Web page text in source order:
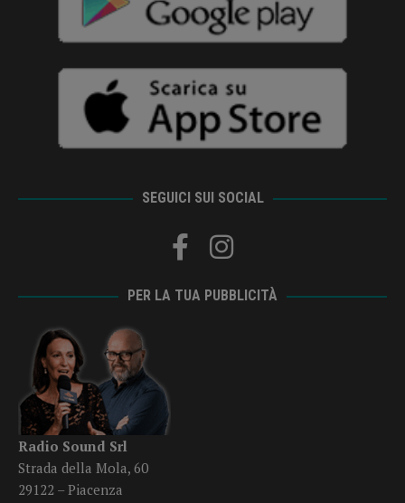
SEGUICI SUI SOCIAL
PER LA TUA PUBBLICITÀ
Radio Sound Srl
Strada della Mola, 60
29122 – Piacenza